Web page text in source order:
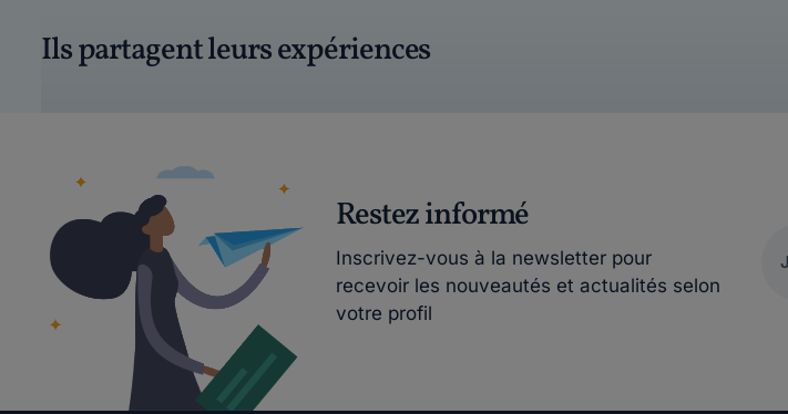
Ils partagent leurs expériences
Restez informé
Inscrivez-vous à la newsletter pour
recevoir les nouveautés et actualités selon
votre profil